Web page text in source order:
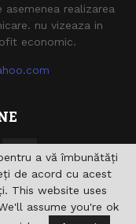
realizarea
nu vizeaza in
economic.
a vă îmbunătăți
de acord cu acest
This website uses
assume you're ok